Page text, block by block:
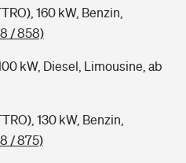
160 kW, Benzin,
/ 858)
kW, Diesel, Limousine, ab
130 kW, Benzin,
/ 875)